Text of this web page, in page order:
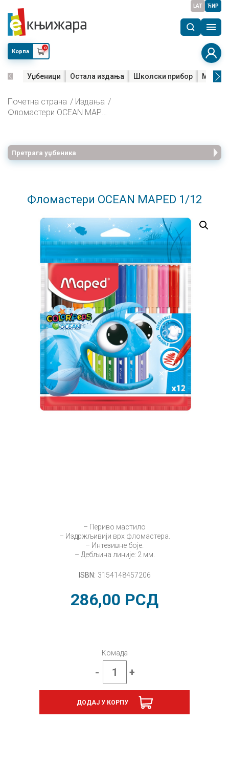
LAT ЋИР
Корпа
0
Уџбеници Остала издања Школски прибор Мала
Почетна страна
Издања
Фломастери OCEAN MAPED 1/12
Претрага уџбеника
Фломастери OCEAN MAPED 1/12
– Периво мастило
– Издржљивији врх фломастера.
– Интезивне боје.
– Дебљина линије: 2 мм.
ISBN: 3154148457206
286,00 РСД
Комада
-
Фломастери
OCEAN
1/12
количина
+
ДОДАЈ У КОРПУ